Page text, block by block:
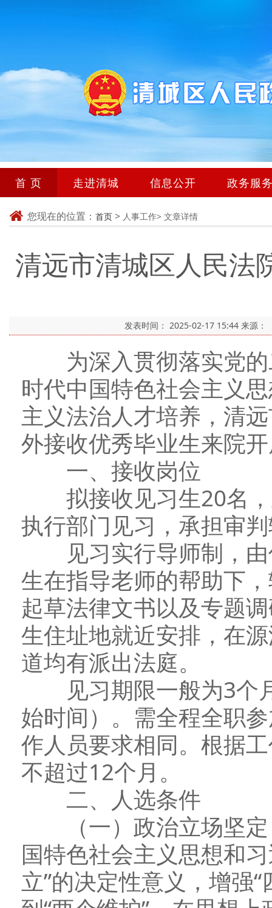
首 页 走进清城 信息公开 政务服
您现在的位置： 首页 > 人事工作> 文章详情
清远市清城区人民法
发表时间： 2025-02-17 15:44 来源
为深入贯彻落实党的
时代中国特色社会主义
主义法治人才培养，清
外接收优秀毕业生来院
一、接收岗位
拟接收见习生20名，
执行部门见习，承担审
见习实行导师制，由
生在指导老师的帮助下
起草法律文书以及专题
生住址地就近安排，在
道均有派出法庭。
见习期限一般为3个
始时间）。需全程全职
作人员要求相同。根据
不超过12个月。
二、人选条件
（一）政治立场坚定
国特色社会主义思想和
立”的决定性意义，增强